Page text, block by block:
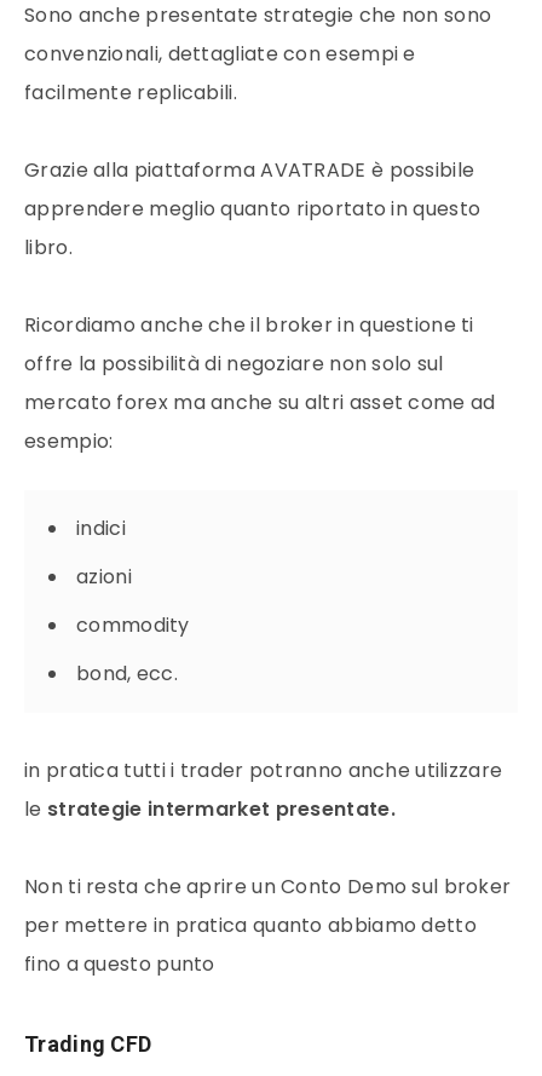
Sono anche presentate strategie che non sono
convenzionali, dettagliate con esempi e
facilmente replicabili.
Grazie alla piattaforma AVATRADE è possibile
apprendere meglio quanto riportato in questo
libro.
Ricordiamo anche che il broker in questione ti
offre la possibilità di negoziare non solo sul
mercato forex ma anche su altri asset come ad
esempio:
indici
azioni
commodity
bond, ecc.
in pratica tutti i trader potranno anche utilizzare
le strategie intermarket presentate.
Non ti resta che aprire un Conto Demo sul broker
per mettere in pratica quanto abbiamo detto
fino a questo punto
Trading CFD